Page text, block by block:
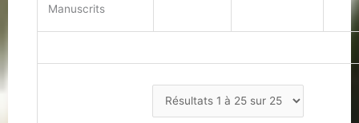
Manuscrits